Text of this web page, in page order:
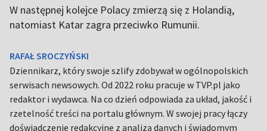
W następnej kolejce Polacy zmierzą się z Holandią,
natomiast Katar zagra przeciwko Rumunii.
RAFAŁ SROCZYŃSKI
Dziennikarz, który swoje szlify zdobywał w ogólnopolskich
serwisach newsowych. Od 2022 roku pracuje w TVP.pl jako
redaktor i wydawca. Na co dzień odpowiada za układ, jakość i
rzetelność treści na portalu głównym. W swojej pracy łączy
doświadczenie redakcyjne z analizą danych i świadomym